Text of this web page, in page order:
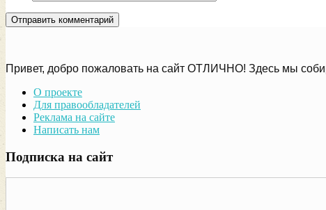
Привет, добро пожаловать на сайт ОТЛИЧНО! Здесь мы
О проекте
Для правообладателей
Реклама на сайте
Написать нам
Подписка на сайт